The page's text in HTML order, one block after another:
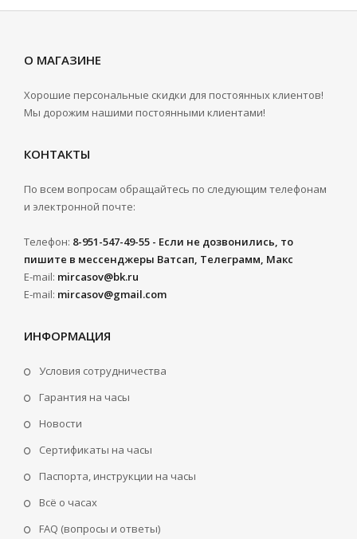
О МАГАЗИНЕ
Хорошие персональные скидки для постоянных клиентов!
Мы дорожим нашими постоянными клиентами!
КОНТАКТЫ
По всем вопросам обращайтесь по следующим телефонам
и электронной почте:
Телефон: 8-951-547-49-55 - Если не дозвонились, то
пишите в мессенджеры Ватсап, Телеграмм, Макс
E-mail: mircasov@bk.ru
E-mail: mircasov@gmail.com
ИНФОРМАЦИЯ
Условия сотрудничества
Гарантия на часы
Новости
Сертификаты на часы
Паспорта, инструкции на часы
Всё о часах
FAQ (вопросы и ответы)